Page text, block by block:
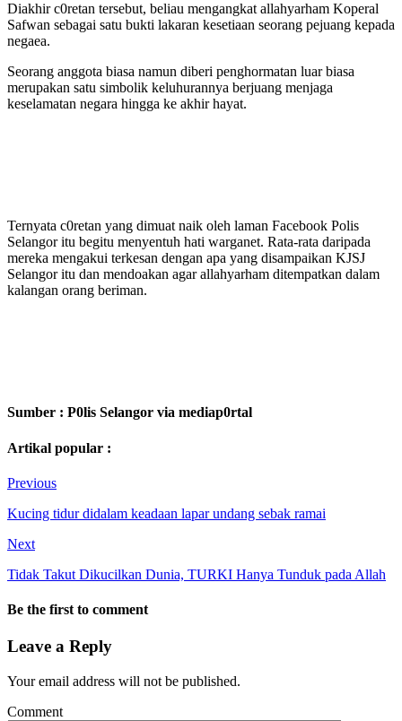
Diakhir c0retan tersebut, beliau mengangkat allahyarham Koperal
Safwan sebagai satu bukti lakaran kesetiaan seorang pejuang kepada
negaea.
Seorang anggota biasa namun diberi penghormatan luar biasa
merupakan satu simbolik keluhurannya berjuang menjaga
keselamatan negara hingga ke akhir hayat.
Ternyata c0retan yang dimuat naik oleh laman Facebook Polis
Selangor itu begitu menyentuh hati warganet. Rata-rata daripada
mereka mengakui terkesan dengan apa yang disampaikan KJSJ
Selangor itu dan mendoakan agar allahyarham ditempatkan dalam
kalangan orang beriman.
Sumber : P0lis Selangor via mediap0rtal
Artikal popular :
Previous
Kucing tidur didalam keadaan lapar undang sebak ramai
Next
Tidak Takut Dikucilkan Dunia, TURKI Hanya Tunduk pada Allah
Be the first to comment
Leave a Reply
Your email address will not be published.
Comment